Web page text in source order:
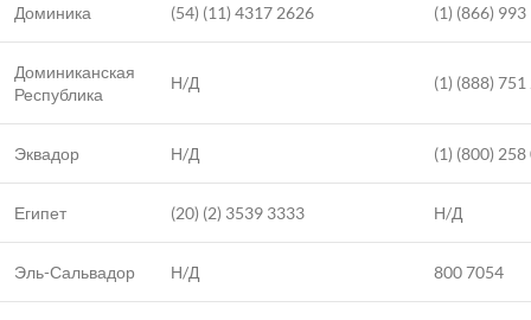
Доминика (54) (11) 4317 2626 (1) (866)
Доминиканская
Республика
Н/Д (1) (888)
Эквадор Н/Д (1) (800) 258
Египет (20) (2) 3539 3333 Н/Д
Эль-Сальвадор Н/Д 800 7054